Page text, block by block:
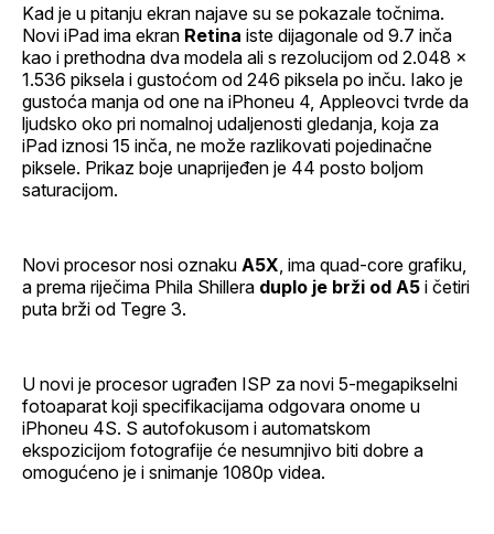
Kad je u pitanju ekran najave su se pokazale točnima.
Novi iPad ima ekran Retina iste dijagonale od 9.7 inča
kao i prethodna dva modela ali s rezolucijom od 2.048 x
1.536 piksela i gustoćom od 246 piksela po inču. Iako je
gustoća manja od one na iPhoneu 4, Appleovci tvrde da
ljudsko oko pri nomalnoj udaljenosti gledanja, koja za
iPad iznosi 15 inča, ne može razlikovati pojedinačne
piksele. Prikaz boje unaprijeđen je 44 posto boljom
saturacijom.
Novi procesor nosi oznaku A5X , ima quad-core grafiku,
a prema riječima Phila Shillera duplo je brži od A5 i četiri
puta brži od Tegre 3.
U novi je procesor ugrađen ISP za novi 5-megapikselni
fotoaparat koji specifikacijama odgovara onome u
iPhoneu 4S. S autofokusom i automatskom
ekspozicijom fotografije će nesumnjivo biti dobre a
omogućeno je i snimanje 1080p videa.